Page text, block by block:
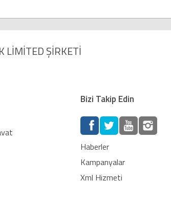
LİMİTED ŞİRKETİ
Bizi Takip Edin
Haberler
Kampanyalar
Xml Hizmeti